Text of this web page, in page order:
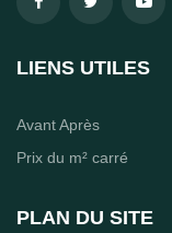
LIENS UTILES
Avant Après
Prix du m² carré
PLAN DU SITE